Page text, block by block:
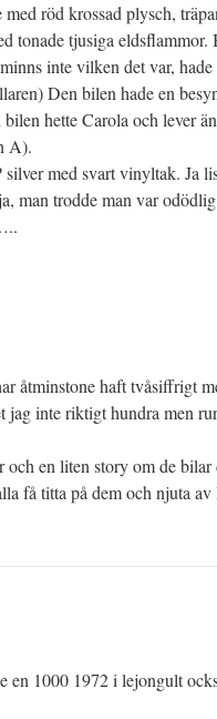
röd krossad plysch,
tonade tjusiga
inte vilken det var, hade
Den bilen hade en
hette Carola och lever
A).
med svart vinyltak. Ja
man trodde man var
åtminstone haft tvåsiffrigt
jag inte riktigt hundra men
en liten story om de bilar
få titta på dem och njuta
en 1000 1972 i lejongult